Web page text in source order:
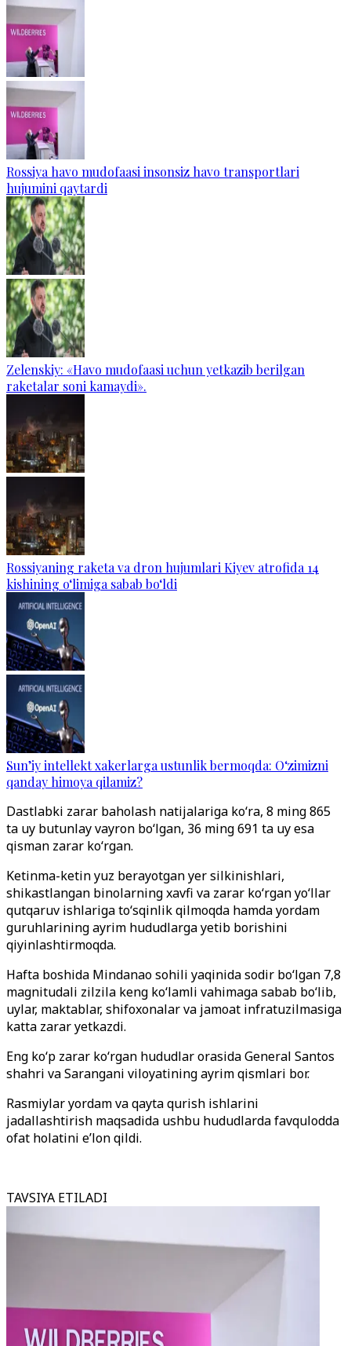
Rossiya havo mudofaasi insonsiz havo transportlari
hujumini qaytardi
Zelenskiy: «Havo mudofaasi uchun yetkazib berilgan
raketalar soni kamaydi».
Rossiyaning raketa va dron hujumlari Kiyev atrofida 14
kishining o‘limiga sabab bo‘ldi
Sun’iy intellekt xakerlarga ustunlik bermoqda: O‘zimizni
qanday himoya qilamiz?
Dastlabki zarar baholash natijalariga ko‘ra, 8 ming 865
ta uy butunlay vayron bo‘lgan, 36 ming 691 ta uy esa
qisman zarar ko‘rgan.
Ketinma-ketin yuz berayotgan yer silkinishlari,
shikastlangan binolarning xavfi va zarar ko‘rgan yo‘llar
qutqaruv ishlariga to‘sqinlik qilmoqda hamda yordam
guruhlarining ayrim hududlarga yetib borishini
qiyinlashtirmoqda.
Hafta boshida Mindanao sohili yaqinida sodir bo‘lgan 7,8
magnitudali zilzila keng ko‘lamli vahimaga sabab bo‘lib,
uylar, maktablar, shifoxonalar va jamoat infratuzilmasiga
katta zarar yetkazdi.
Eng ko‘p zarar ko‘rgan hududlar orasida General Santos
shahri va Sarangani viloyatining ayrim qismlari bor.
Rasmiylar yordam va qayta qurish ishlarini
jadallashtirish maqsadida ushbu hududlarda favqulodda
ofat holatini e’lon qildi.
TAVSIYA ETILADI